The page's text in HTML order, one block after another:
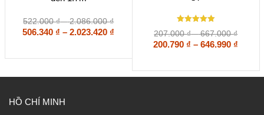
biến
thể.
chọn
522.000₫ – 2.086.000₫Khoảng
giá:
2.086.000 ₫
506.340 ₫ – 2.023.420 ₫
đến
có
Được xếp
hạng
5
207.000₫ – 667.000₫
giá:
đến
200.790 ₫ – 646.990 ₫
HỒ CHÍ MINH